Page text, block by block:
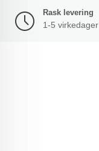
Rask levering
1-5 virkedager